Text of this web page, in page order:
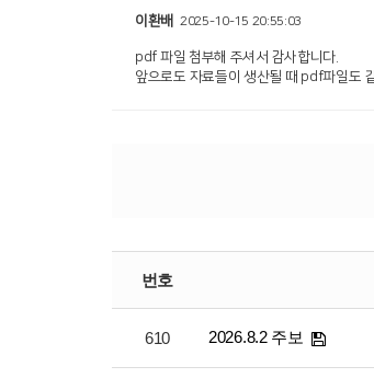
이환배 2025-10-15 20:55:03
pdf 파일 첨부해 주셔서 감사합니다.
앞으로도 자료들이 생산될 때 pdf파일도
번호
610 2026.8.2 주보